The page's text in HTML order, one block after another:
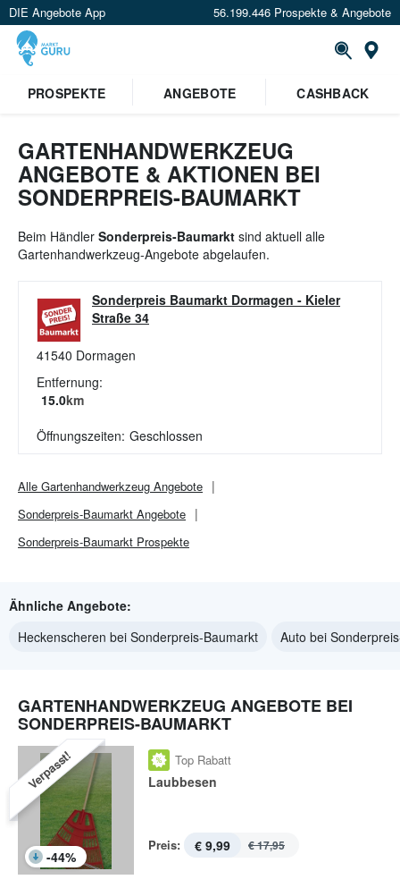
DIE Angebote App 56.199.446 Prospekte & Angebote
Standort festlegen
PROSPEKTE ANGEBOTE CASHBACK
GARTENHANDWERKZEUG
ANGEBOTE & AKTIONEN BEI
SONDERPREIS-BAUMARKT
Beim Händler Sonderpreis-Baumarkt sind aktuell alle
Gartenhandwerkzeug-Angebote abgelaufen.
Sonderpreis Baumarkt Dormagen - Kieler
Straße 34
41540 Dormagen
Entfernung:
15.0km
Öffnungszeiten: Geschlossen
Alle Gartenhandwerkzeug Angebote
Sonderpreis-Baumarkt Angebote
Sonderpreis-Baumarkt Prospekte
Ähnliche Angebote:
Heckenscheren bei Sonderpreis-Baumarkt
Auto bei
GARTENHANDWERKZEUG ANGEBOTE BEI
SONDERPREIS-BAUMARKT
Verpasst!
-44%
Top Rabatt
Laubbesen
Preis: € 9,99 € 17,95